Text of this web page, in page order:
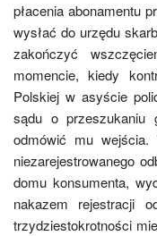
płacenia abonamentu
wysłać do urzędu
zakończyć
momencie, kiedy
Polskiej w asyście
sądu o przeszukaniu
odmówić mu wejścia.
niezarejestrowanego
domu konsumenta,
nakazem rejestracji
trzydziestokrotności